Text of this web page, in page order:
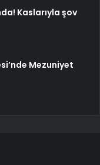
Kaslarıyla şov
Mezuniyet